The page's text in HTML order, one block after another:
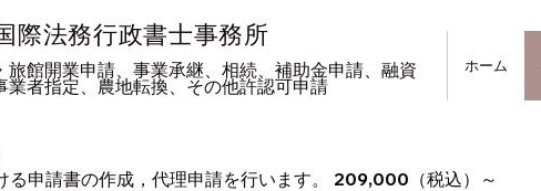
際法務行政書士事務所
旅館開業申請、 事業承継、 相続、補助金申請、融資
者指定、 農地転換、その他許認可申請
ホーム
る申請書の作成，代理申請を行います。 209,000（税込）～